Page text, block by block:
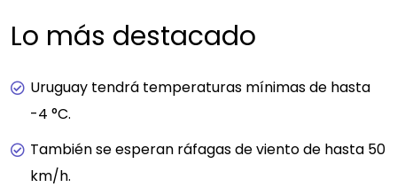
Lo más destacado
Uruguay tendrá temperaturas mínimas de hasta
-4 °C.
También se esperan ráfagas de viento de hasta 50
km/h.